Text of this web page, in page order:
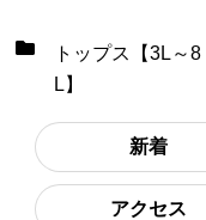
トップス【3L～8
L】
新着
アクセス